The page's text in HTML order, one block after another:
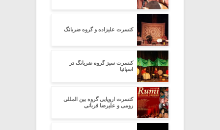
کنسرت علیزاده و گروه ضربانگ
کنسرت سبز گروه ضربانگ در
اسپانیا
کنسرت اروپایی گروه بین المللی
رومی و علیرضا قربانی